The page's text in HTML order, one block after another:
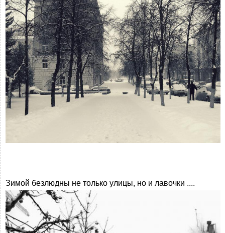
Зимой безлюдны не только улицы, но и лавочки ....